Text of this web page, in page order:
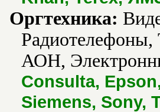
Оргтехника:
АОН,
Consulta,
Siemens, Sony,